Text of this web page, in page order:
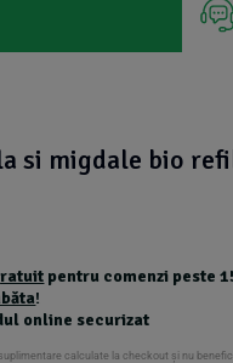
si migdale bio
pentru comenzi peste
!
online securizat
calculate la checkout și nu